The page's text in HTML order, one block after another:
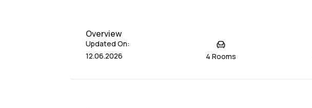
Overview
Updated On:
12.06.2026
4 Rooms